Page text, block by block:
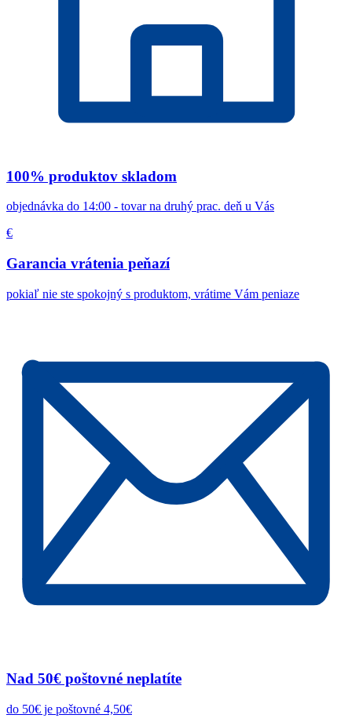
100% produktov skladom
objednávka do 14:00 - tovar na druhý prac. deň u Vás
€
Garancia vrátenia peňazí
pokiaľ nie ste spokojný s produktom, vrátime Vám peniaze
Nad 50€ poštovné neplatíte
do 50€ je poštovné 4,50€